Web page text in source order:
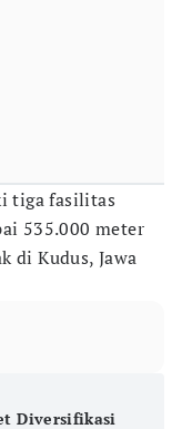
tiga fasilitas
535.000 meter
di Kudus, Jawa
Diversifikasi